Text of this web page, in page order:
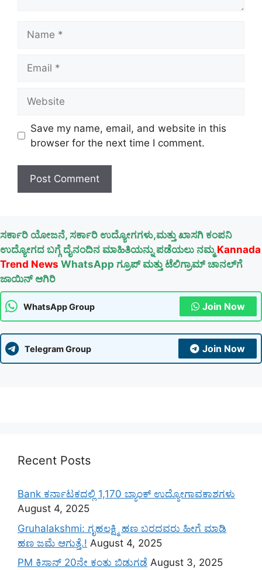
Save my name, email, and website in this
browser for the next time I comment.
ಸರ್ಕಾರಿ ಯೋಜನೆ, ಸರ್ಕಾರಿ ಉದ್ಯೋಗಗಳು,ಮತ್ತು ಖಾಸಗಿ ಕಂಪನಿ
ಉದ್ಯೋಗದ ಬಗ್ಗೆ ದೈನಂದಿನ ಮಾಹಿತಿಯನ್ನು ಪಡೆಯಲು ನಮ್ಮKannada
Trend News WhatsApp ಗ್ರೂಪ್ ಮತ್ತು ಟೆಲಿಗ್ರಾಮ್ ಚಾನಲ್‌ಗೆ
ಜಾಯಿನ್ ಆಗಿರಿ
WhatsApp Group Join Now
Telegram Group Join Now
Recent Posts
Bank ಕರ್ನಾಟಕದಲ್ಲಿ 1,170 ಬ್ಯಾಂಕ್ ಉದ್ಯೋಗಾವಕಾಶಗಳು
August 4, 2025
Gruhalakshmi: ಗೃಹಲಕ್ಷ್ಮಿ ಹಣ ಬರದವರು ಹೀಗೆ ಮಾಡಿ
ಹಣ ಜಮೆ‌ ಆಗುತ್ತೆ.! August 4, 2025
PM ಕಿಸಾನ್ 20ನೇ ಕಂತು ಬಿಡುಗಡೆ August 3, 2025